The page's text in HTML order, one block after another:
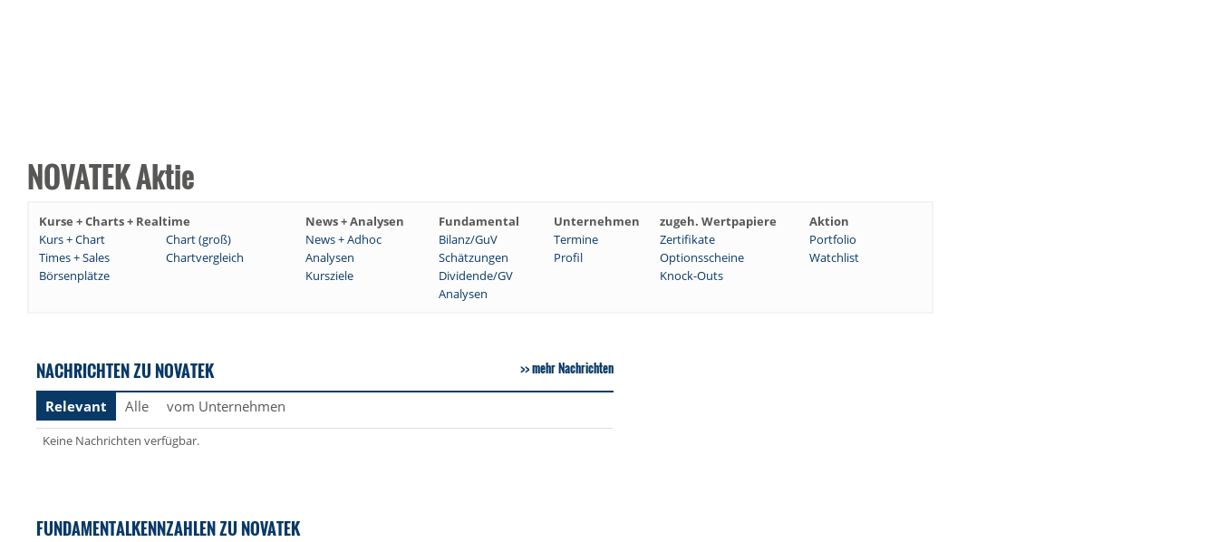
NOVATEK Aktie
Kurse + Charts + Realtime News + Analysen Fundamental Unternehmen zugeh. Wertpapiere
Aktion
Kurs + Chart
Chart (groß) News + Adhoc Bilanz/GuV Termine Zertifikate
Portfolio
Times + Sales
Chartvergleich Analysen Schätzungen Profil Optionsscheine
Watchlist
Börsenplätze
Kursziele Dividende/GV
Knock-Outs
Analysen
NACHRICHTEN ZU NOVATEK mehr Nachrichten
Relevant Alle vom Unternehmen
Keine Nachrichten verfügbar.
FUNDAMENTALKENNZAHLEN ZU NOVATEK